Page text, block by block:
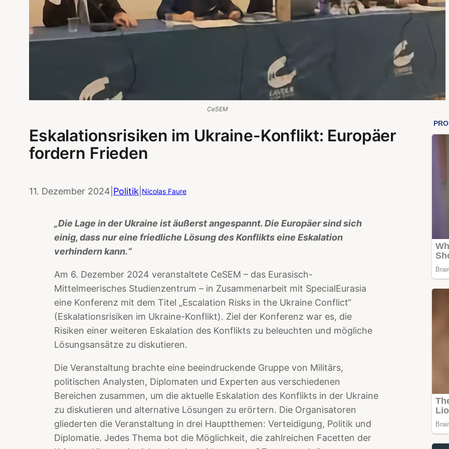
CeSEM
Eskalationsrisiken im Ukraine-Konflikt: Europäer
fordern Frieden
11. Dezember 2024 Politik Nicolas Faure
„Die Lage in der Ukraine ist äußerst angespannt. Die Europäer sind sich
einig, dass nur eine friedliche Lösung des Konflikts eine Eskalation
verhindern kann.“
Am 6. Dezember 2024 veranstaltete CeSEM – das Eurasisch-
Mittelmeerisches Studienzentrum – in Zusammenarbeit mit SpecialEurasia
eine Konferenz mit dem Titel „Escalation Risks in the Ukraine Conflict“
(Eskalationsrisiken im Ukraine-Konflikt). Ziel der Konferenz war es, die
Risiken einer weiteren Eskalation des Konflikts zu beleuchten und mögliche
Lösungsansätze zu diskutieren.
Die Veranstaltung brachte eine beeindruckende Gruppe von Militärs,
politischen Analysten, Diplomaten und Experten aus verschiedenen
Bereichen zusammen, um die aktuelle Eskalation des Konflikts in der Ukraine
zu diskutieren und alternative Lösungen zu erörtern. Die Organisatoren
gliederten die Veranstaltung in drei Hauptthemen: Verteidigung, Politik und
Diplomatie. Jedes Thema bot die Möglichkeit, die zahlreichen Facetten der